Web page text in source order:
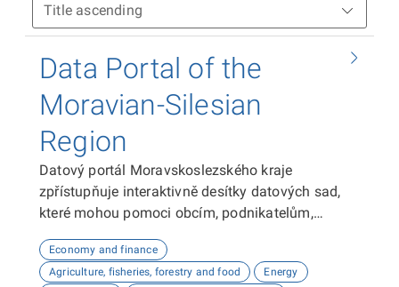
Data Portal of the
Moravian-Silesian
Region
Datový portál Moravskoslezského kraje
zpřístupňuje interaktivně desítky datových sad,
které mohou pomoci obcím, podnikatelům,
plánovat, inovovat a poznávat náš kraj. Uživatelé
zde najdou informace o demografii, dopravě,
Economy and finance
Agriculture, fisheries, forestry and food
Energy